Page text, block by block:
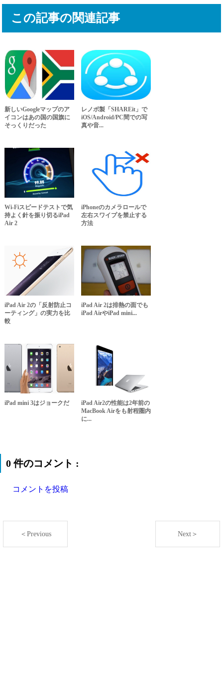
この記事の関連記事
新しいGoogleマップのア
イコンはあの国の国旗に
そっくりだった
レノボ製「SHAREit」で
iOS/Android/PC間での写
真や音...
Wi-Fiスピードテストで気
持よく針を振り切るiPad
Air 2
iPhoneのカメラロールで
左右スワイプを禁止する
方法
iPad Air 2の「反射防止コ
ーティング」の実力を比
較
iPad Air 2は排熱の面でも
iPad AirやiPad mini...
iPad mini 3はジョークだ
iPad Air2の性能は2年前の
MacBook Airをも射程圏内
に...
0 件のコメント :
コメントを投稿
＜Previous Next＞